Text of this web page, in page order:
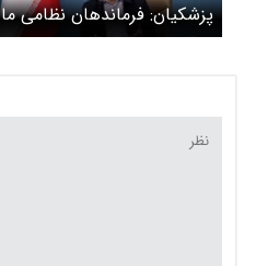
پزشکیان: فرماندهان نظامی ما
معتقد هستند باید این کار